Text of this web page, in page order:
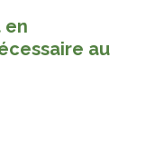
en
au